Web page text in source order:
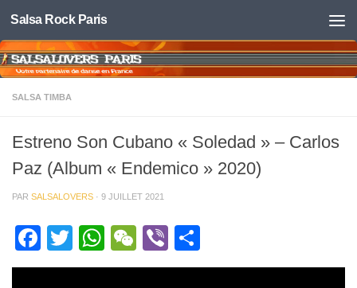
Skip to content
Salsa Rock Paris
SALSA TIMBA
Estreno Son Cubano « Soledad » – Carlos
Paz (Album « Endemico » 2020)
PAR SALSALOVERS · 9 JUILLET 2021
Facebook
TwitterWhatsApp
WeChat
Viber